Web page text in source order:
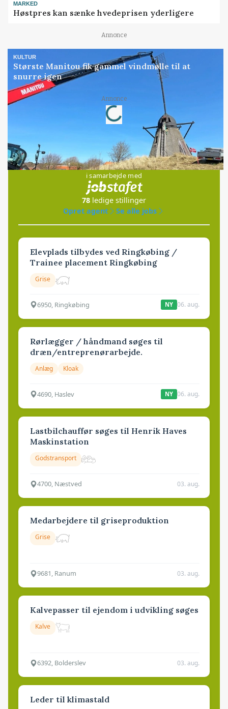
MARKED
Høstpres kan sænke hvedeprisen yderligere
Annonce
KULTUR
Største Manitou fik gammel vindmølle til at
snurre igen
Annonce
Loading...
Jobs
i samarbejde med
78 ledige stillinger
Opret agent
Se alle jobs
Elevplads tilbydes ved Ringkøbing /
Trainee placement Ringkøbing
Grise
6950, Ringkøbing NY 06. aug.
Rørlægger / håndmand søges til
dræn/entreprenørarbejde.
Anlæg Kloak
4690, Haslev NY 06. aug.
Lastbilchauffør søges til Henrik Haves
Maskinstation
Godstransport
4700, Næstved 03. aug.
Medarbejdere til griseproduktion
Grise
9681, Ranum 03. aug.
Kalvepasser til ejendom i udvikling søges
Kalve
6392, Bolderslev 03. aug.
Leder til klimastald